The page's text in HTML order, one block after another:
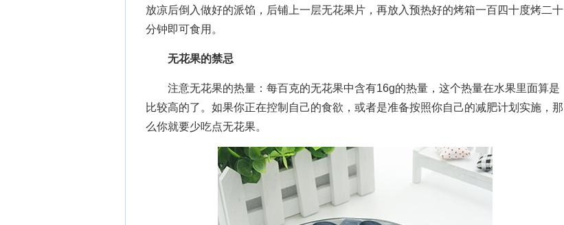
放凉后倒入做好的派馅，后铺上一层无花果片，再放入预热好的烤箱一百四十度烤二十
分钟即可食用。
无花果的禁忌
注意无花果的热量：每百克的无花果中含有16g的热量，这个热量在水果里面算是
比较高的了。如果你正在控制自己的食欲，或者是准备按照你自己的减肥计划实施，那
么你就要少吃点无花果。